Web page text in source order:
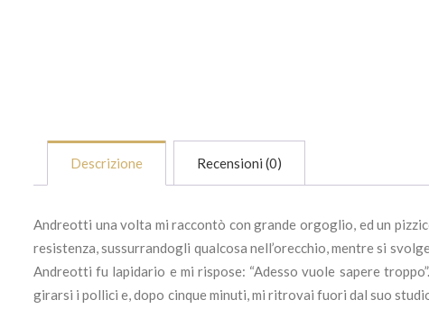
Descrizione Recensioni (0)
Andreotti una volta mi raccontò con grande orgoglio, ed un
resistenza, sussurrandogli qualcosa nell’orecchio, mentre si
Andreotti fu lapidario e mi rispose: “Adesso vuole sapere
girarsi i pollici e, dopo cinque minuti, mi ritrovai fuori dal suo